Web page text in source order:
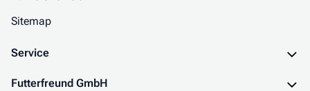
Sitemap
Service
Futterfreund GmbH